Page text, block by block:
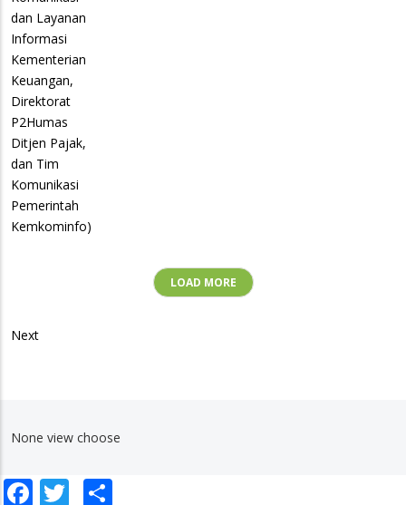
LOAD MORE
Next
None view choose
Facebook
Twitter